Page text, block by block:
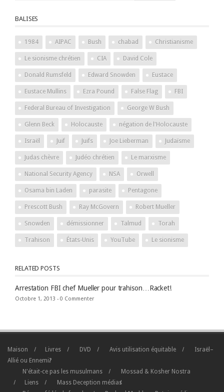
BALISES
1984 AIPAC Bush chabad Christianisme
Le sionisme chrétien CIA David Cole
Donald Rumsfeld Edward Snowden Eustace
Eustace Mullins Ezra Pound False Flag FBI
Federal Bureau of Investigation George W Bush
Glenn Beck Holocauste négation de l'Holocauste
Israël Juif Juifs Joe Lieberman Judaïsme
Judas chèvre Judéo chrétien Le marxisme
National Security Agency NSA Orwell
Osama bin Laden parasite Pentagone
Prescott Bush Ray McGovern Robert Mueller
Snowden démissionner Talmud Torah
Trahison États-Unis YouTube Le sionisme
RELATED POSTS
Arrestation FBI chef Mueller pour trahison…Racket!
Octobre 1, 2013 - 0 Commenter
Maison Livres DVD Avis utilisation équitable
Israël–
Allié ou Ennemi?
N'était-ce pas les musulmans
Mossad & Kosher Nostra
Liens
Mass Deception médias